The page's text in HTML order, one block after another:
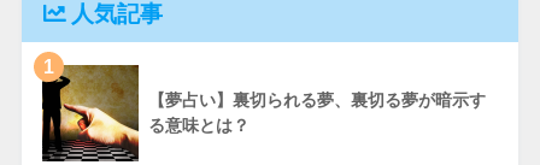
人気記事
1
【夢占い】裏切られる夢、裏切る夢が暗示す
る意味とは？